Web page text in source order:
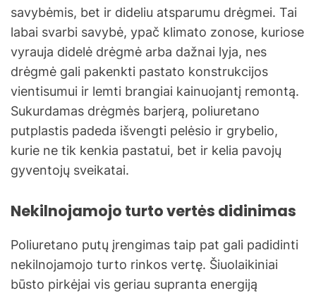
savybėmis, bet ir dideliu atsparumu drėgmei. Tai
labai svarbi savybė, ypač klimato zonose, kuriose
vyrauja didelė drėgmė arba dažnai lyja, nes
drėgmė gali pakenkti pastato konstrukcijos
vientisumui ir lemti brangiai kainuojantį remontą.
Sukurdamas drėgmės barjerą, poliuretano
putplastis padeda išvengti pelėsio ir grybelio,
kurie ne tik kenkia pastatui, bet ir kelia pavojų
gyventojų sveikatai.
Nekilnojamojo turto vertės didinimas
Poliuretano putų įrengimas taip pat gali padidinti
nekilnojamojo turto rinkos vertę. Šiuolaikiniai
būsto pirkėjai vis geriau supranta energiją